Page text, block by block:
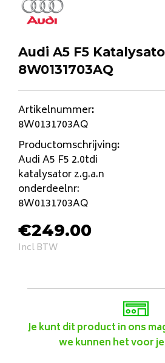
Audi A5 F5
8W0131703AQ
Artikelnummer:
8W0131703AQ
Productomschrijving:
Audi A5 F5 2.0tdi
katalysator z.g.a.n
onderdeelnr:
8W0131703AQ
€249.00
Incl BTW
Je kunt dit product in ons
we kunnen het voor